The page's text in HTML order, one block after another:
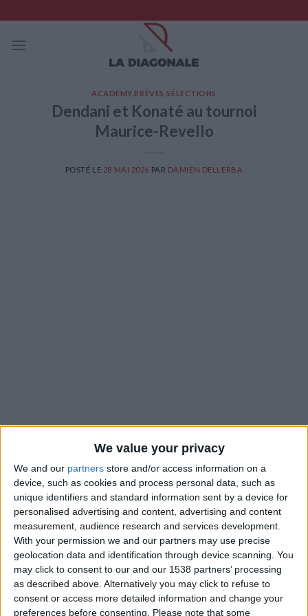
We value your privacy
We and our partners store and/or access information on a
device, such as cookies and process personal data, such as
unique identifiers and standard information sent by a device for
personalised advertising and content, advertising and content
measurement, audience research and services development.
With your permission we and our partners may use precise
geolocation data and identification through device scanning. You
may click to consent to our and our 1538 partners’ processing
as described above. Alternatively you may click to refuse to
consent or access more detailed information and change your
preferences before consenting.
Please note that some
to
content
ACADEMY, BRÈVES ,SÉLECTIONS
Dendani et Konaté au tournoi
Maurice-Revello
POSTÉ LE 28 MAI 2026 PAR DAMIEN DELLERBA
L’an dernier,quatre jeunes joueurs de l’AS Monacoavaient
remporté avec l’équipe de France U20 le tournoi international
espoirs Maurice-Revello. Cette année, un seul Monégasque
pourra être titré, dans le meilleur des cas, et cela se jouera
entre Nacim Dendani et Oumar Konaté. Le premier
participera avec la Tunisie U23 tandis que le second a été